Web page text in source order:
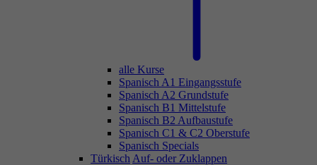
alle Kurse
Spanisch A1 Eingangsstufe
Spanisch A2 Grundstufe
Spanisch B1 Mittelstufe
Spanisch B2 Aufbaustufe
Spanisch C1 & C2 Oberstufe
Spanisch Specials
Türkisch Auf- oder Zuklappen